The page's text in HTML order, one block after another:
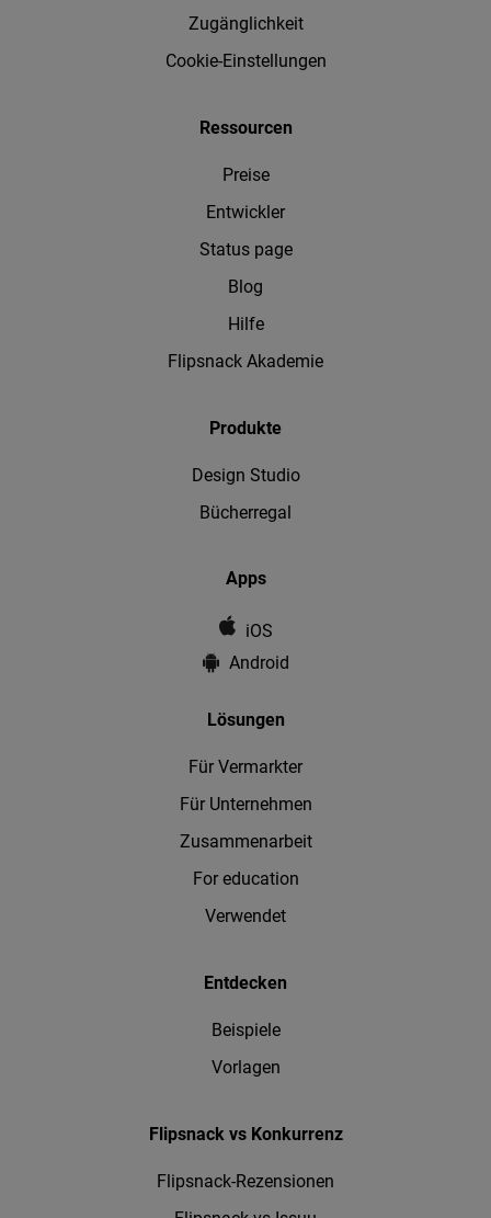
Zugänglichkeit
Cookie-Einstellungen
Ressourcen
Preise
Entwickler
Status page
Blog
Hilfe
Flipsnack Akademie
Produkte
Design Studio
Bücherregal
Apps
iOS
Android
Lösungen
Für Vermarkter
Für Unternehmen
Zusammenarbeit
For education
Verwendet
Entdecken
Beispiele
Vorlagen
Flipsnack vs Konkurrenz
Flipsnack-Rezensionen